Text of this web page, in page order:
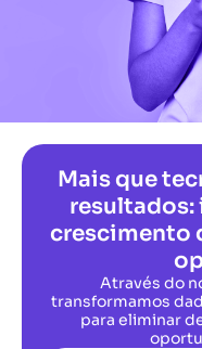
Mais que
resultados:
crescimento
Através do
transformamos
para eliminar